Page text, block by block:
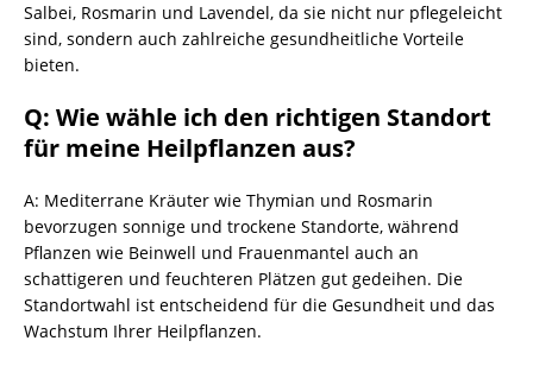
Salbei, Rosmarin und Lavendel, da sie nicht nur pflegeleicht
sind, sondern auch zahlreiche gesundheitliche Vorteile
bieten.
Q: Wie wähle ich den richtigen Standort
für meine Heilpflanzen aus?
A: Mediterrane Kräuter wie Thymian und Rosmarin
bevorzugen sonnige und trockene Standorte, während
Pflanzen wie Beinwell und Frauenmantel auch an
schattigeren und feuchteren Plätzen gut gedeihen. Die
Standortwahl ist entscheidend für die Gesundheit und das
Wachstum Ihrer Heilpflanzen.